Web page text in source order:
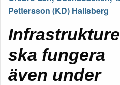
Pettersson (KD) Hallsberg
ska fungera
även under